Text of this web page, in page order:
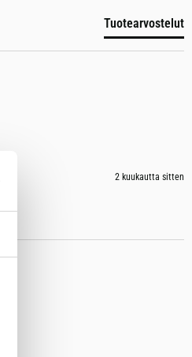
Tuotearvostelut
2 kuukautta sitten